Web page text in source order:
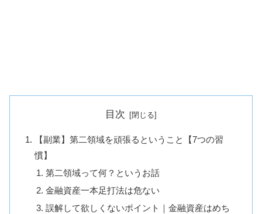
目次
【副業】第二領域を頑張るということ【7つの習
慣】
第二領域って何？というお話
金融資産一本足打法は危ない
誤解して欲しくないポイント｜金融資産はめち